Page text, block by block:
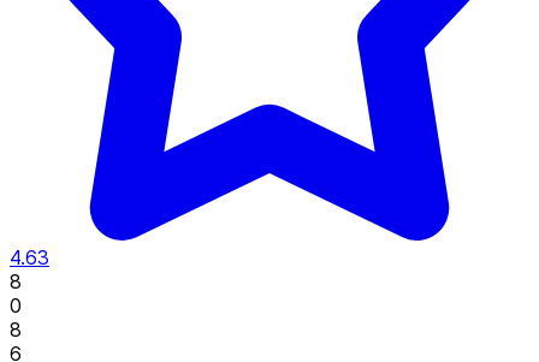
4.63
8
0
8
6